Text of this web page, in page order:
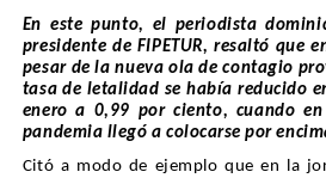
En este punto, el periodista
presidente de FIPETUR, resaltó que
pesar de la nueva ola de contagio
tasa de letalidad se había reducido
enero a 0,99 por ciento, cuando
pandemia llegó a colocarse por
Citó a modo de ejemplo que en la